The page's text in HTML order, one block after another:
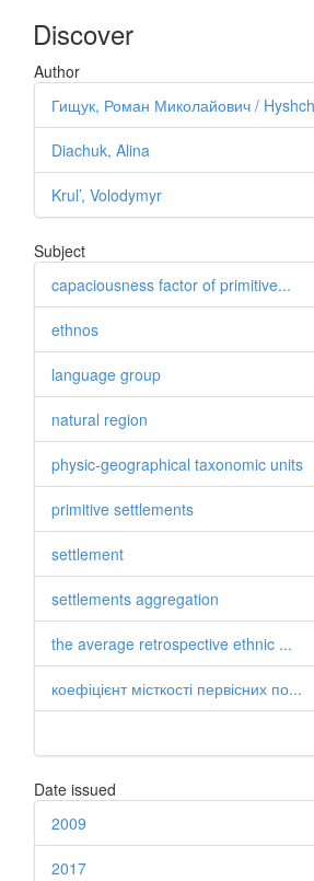
Discover
Author
Гищук, Роман Миколайович /
Diachuk, Alina
Krul’, Volodymyr
Subject
capaciousness factor of primitive...
ethnos
language group
natural region
physic-geographical taxonomic units
primitive settlements
settlement
settlements aggregation
the average retrospective ethnic ...
коефіцієнт місткості первісних по...
Date issued
2009
2017